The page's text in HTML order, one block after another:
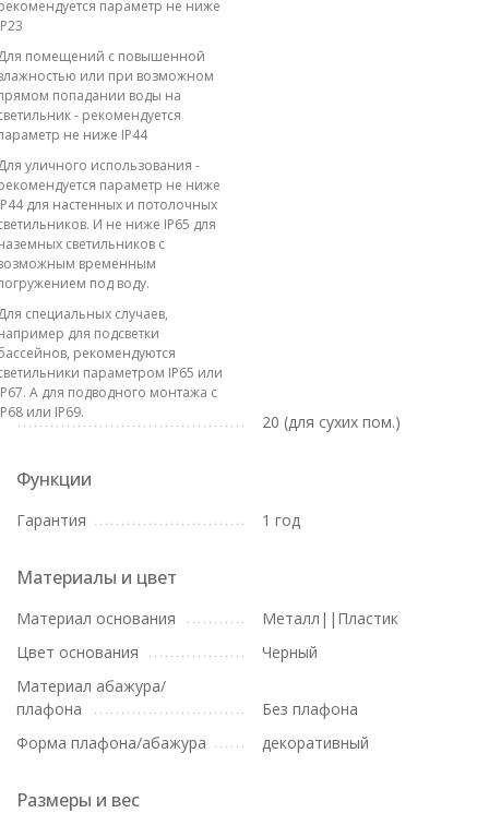
параметр не ниже
помещений с повышенной
или при возможном
попадании воды на
- рекомендуется
не ниже IP44
уличного использования -
параметр не ниже
для настенных и потолочных
И не ниже IP65 для
светильников с
временным
под воду.
специальных случаев,
для подсветки
рекомендуются
параметром IP65 или
А для подводного монтажа с
или IP69.
20 (для сухих пом.)
Функции
Гарантия 1 год
Материалы и цвет
Материал основания
Металл||Пластик
Цвет основания
Черный
Материал абажура/
плафона
Без плафона
Форма плафона/абажура
декоративный
Размеры и вес